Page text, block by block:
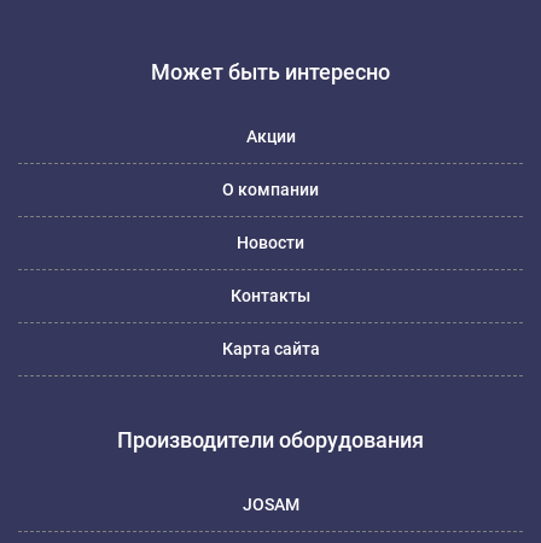
Может быть интересно
Акции
О компании
Новости
Контакты
Карта сайта
Производители оборудования
JOSAM